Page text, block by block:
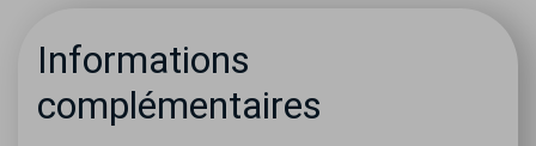
Informations
complémentaires